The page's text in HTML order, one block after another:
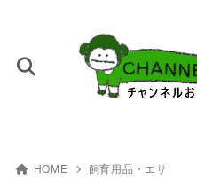
HOME 飼育用品・エサ